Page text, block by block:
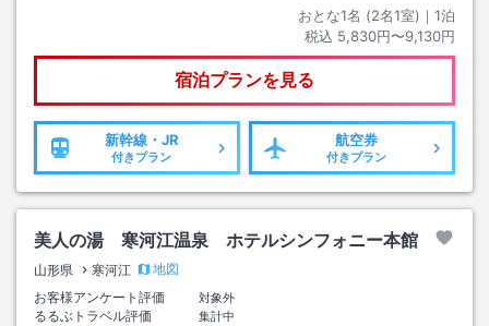
おとな1名 (2名1室)｜ 1泊
税込 5,830円〜9,130円
宿泊プランを見る
新幹線・JR
付きプラン
航空券
付きプラン
美人の湯 寒河江温泉 ホテルシンフォニー本館
山形県 寒河江
地図
お客様アンケート評価
対象外
るるぶトラベル評価
集計中